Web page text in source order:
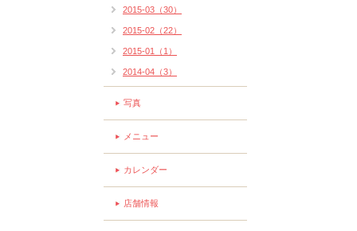
2015-03（30）
2015-02（22）
2015-01（1）
2014-04（3）
写真
メニュー
カレンダー
店舗情報